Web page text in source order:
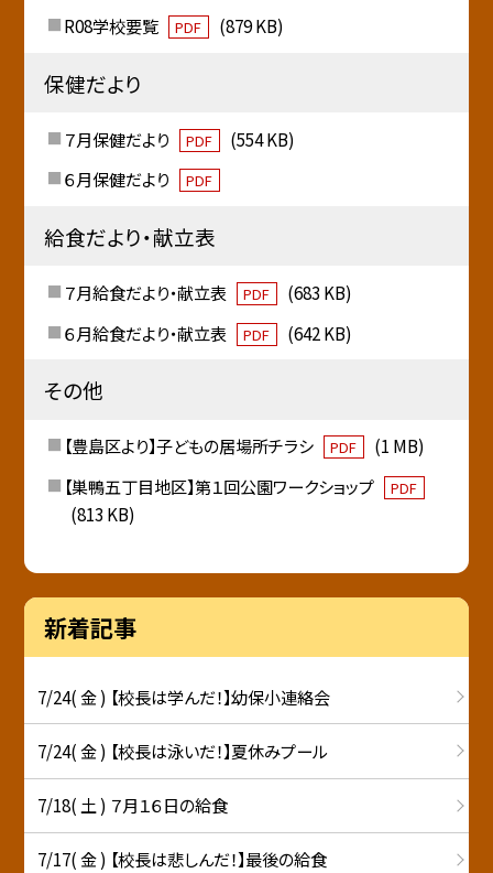
R08学校要覧 PDF (879 KB)
保健だより
７月保健だより PDF
(554 KB)
６月保健だより
PDF
給食だより・献立表
７月給食だより・献立表 PDF
(683 KB)
６月給食だより・献立表
PDF (642 KB)
その他
【豊島区より】子どもの居場所チラシ PDF
(1 MB)
【巣鴨五丁目地区】第１回公園ワークショップ
PDF
(813 KB)
新着記事
7/24( 金 ) 【校長は学んだ！】幼保小連絡会
7/24( 金 ) 【校長は泳いだ！】夏休みプール
7/18( 土 ) ７月１６日の給食
7/17( 金 ) 【校長は悲しんだ！】最後の給食